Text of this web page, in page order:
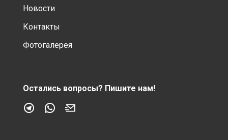
Новости
Контакты
Фотогалерея
Остались вопросы? Пишите нам!